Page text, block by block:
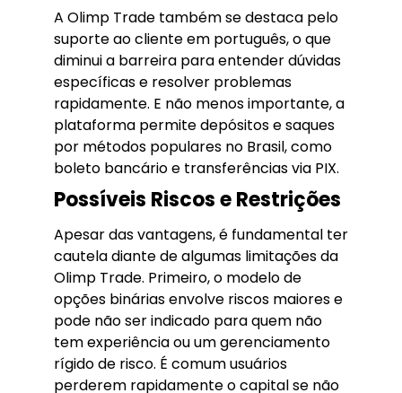
A Olimp Trade também se destaca pelo
suporte ao cliente em português, o que
diminui a barreira para entender dúvidas
específicas e resolver problemas
rapidamente. E não menos importante, a
plataforma permite depósitos e saques
por métodos populares no Brasil, como
boleto bancário e transferências via PIX.
Possíveis Riscos e Restrições
Apesar das vantagens, é fundamental ter
cautela diante de algumas limitações da
Olimp Trade. Primeiro, o modelo de
opções binárias envolve riscos maiores e
pode não ser indicado para quem não
tem experiência ou um gerenciamento
rígido de risco. É comum usuários
perderem rapidamente o capital se não